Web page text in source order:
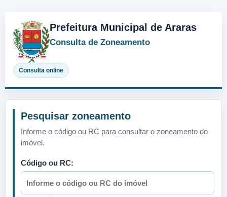
Prefeitura Municipal de Araras
Consulta de Zoneamento
Consulta online
Pesquisar zoneamento
Informe o código ou RC para consultar o zoneamento do
imóvel.
Código ou RC: